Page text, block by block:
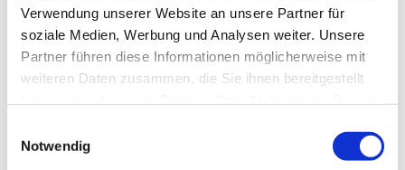
Verwendung unserer Website an unsere Partner für
soziale Medien, Werbung und Analysen weiter. Unsere
Partner führen diese Informationen möglicherweise mit
weiteren Daten zusammen, die Sie ihnen bereitgestellt
Notwendig